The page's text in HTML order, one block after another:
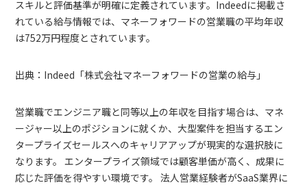
スキルと評価基準が明確に定義されています。Indeedに掲載さ
れている給与情報では、マネーフォワードの営業職の平均年収
は752万円程度とされています。
出典：Indeed「株式会社マネーフォワードの営業の給与」
営業職でエンジニア職と同等以上の年収を目指す場合は、マネ
ージャー以上のポジションに就くか、大型案件を担当するエン
タープライズセールスへのキャリアアップが現実的な選択肢に
なります。 エンタープライズ領域では顧客単価が高く、成果に
応じた評価を得やすい環境です。 法人営業経験者がSaaS業界に